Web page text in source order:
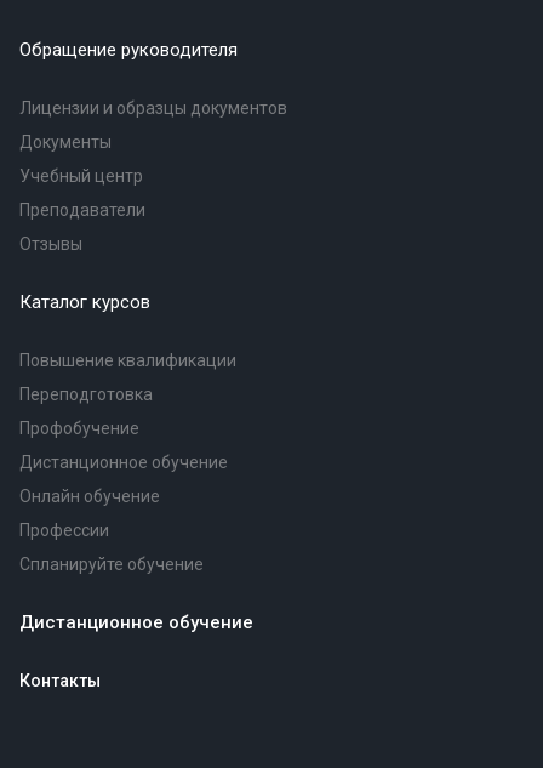
Обращение руководителя
Лицензии и образцы документов
Документы
Учебный центр
Преподаватели
Отзывы
Каталог курсов
Повышение квалификации
Переподготовка
Профобучение
Дистанционное обучение
Онлайн обучение
Профессии
Спланируйте обучение
Дистанционное обучение
Контакты